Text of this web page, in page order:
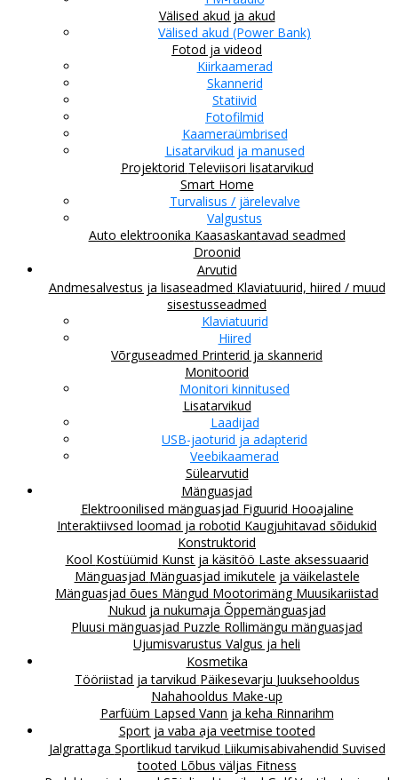
Välised akud ja akud
Välised akud (Power Bank)
Fotod ja videod
Kiirkaamerad
Skannerid
Statiivid
Fotofilmid
Kaameraümbrised
Lisatarvikud ja manused
Projektorid Televiisori lisatarvikud
Smart Home
Turvalisus / järelevalve
Valgustus
Auto elektroonika Kaasaskantavad seadmed
Droonid
Arvutid
Andmesalvestus ja lisaseadmed Klaviatuurid, hiired / muud
sisestusseadmed
Klaviatuurid
Hiired
Võrguseadmed Printerid ja skannerid
Monitoorid
Monitori kinnitused
Lisatarvikud
Laadijad
USB-jaoturid ja adapterid
Veebikaamerad
Sülearvutid
Mänguasjad
Elektroonilised mänguasjad Figuurid Hooajaline
Interaktiivsed loomad ja robotid Kaugjuhitavad sõidukid
Konstruktorid
Kool Kostüümid Kunst ja käsitöö Laste aksessuaarid
Mänguasjad Mänguasjad imikutele ja väikelastele
Mänguasjad õues Mängud Mootorimäng Muusikariistad
Nukud ja nukumaja Õppemänguasjad
Pluusi mänguasjad Puzzle Rollimängu mänguasjad
Ujumisvarustus Valgus ja heli
Kosmetika
Tööriistad ja tarvikud Päikesevarju Juuksehooldus
Nahahooldus Make-up
Parfüüm Lapsed Vann ja keha Rinnarihm
Sport ja vaba aja veetmise tooted
Jalgrattaga Sportlikud tarvikud Liikumisabivahendid Suvised
tooted Lõbus väljas Fitness